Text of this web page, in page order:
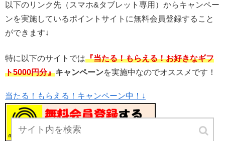
以下のリンク先（スマホ&タブレット専用）からキャンペー
ンを実施しているポイントサイトに無料会員登録すること
ができます↓
特に以下のサイトでは『当たる！もらえる！お好きなギフ
ト5000円分』キャンペーンを実施中なのでオススメです！
当たる！もらえる！キャンペーン中！↓